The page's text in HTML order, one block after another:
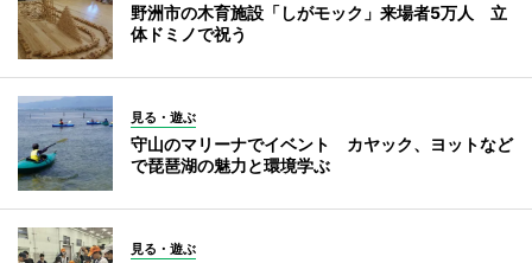
野洲市の木育施設「しがモック」来場者5万人 立
体ドミノで祝う
見る・遊ぶ
守山のマリーナでイベント カヤック、ヨットなど
で琵琶湖の魅力と環境学ぶ
見る・遊ぶ